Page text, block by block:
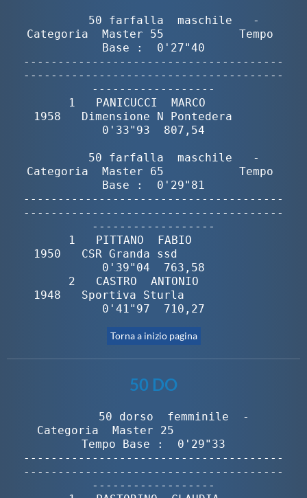
        50 farfalla  maschile   -
Categoria  Master 55           Tempo
Base :  0'27"40
--------------------------------------
--------------------------------------
------------------
       1   PANICUCCI  MARCO
1958   Dimensione N Pontedera
0'33"93  807,54
        50 farfalla  maschile   -
Categoria  Master 65           Tempo
Base :  0'29"81
--------------------------------------
--------------------------------------
------------------
       1   PITTANO  FABIO
1950   CSR Granda ssd
0'39"04  763,58
       2   CASTRO  ANTONIO
1948   Sportiva Sturla
0'41"97  710,27
Torna a inizio pagina
50 DO
        50 dorso  femminile  -
Categoria  Master 25
Tempo Base :  0'29"33
--------------------------------------
--------------------------------------
------------------